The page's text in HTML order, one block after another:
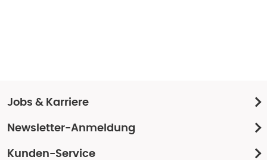
Jobs & Karriere
Newsletter-Anmeldung
Kunden-Service